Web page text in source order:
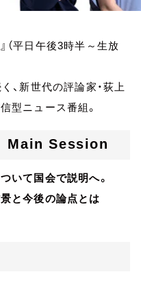
（平日午後3時半～生放
、新世代の評論家・荻上
型ニュース番組。
Main Session
いて国会で説明へ。
と今後の論点とは